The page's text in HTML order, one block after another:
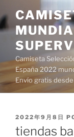
al
contenido
Camiseta
España 2022
Envío gratis
PUBLICADO
EL
2022年9月8日
tiendas